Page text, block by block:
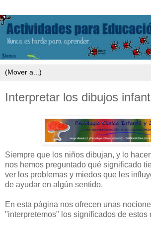
Interpretar los dibujos
Siempre que los niños dibujan, y lo
nos hemos preguntado qué significado
ver los problemas y miedos que les
de ayudar en algún sentido.
En esta página nos ofrecen unas
"interpretemos" los significados de estos